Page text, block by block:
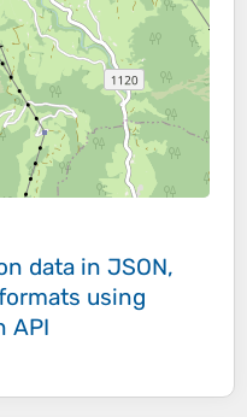
data in JSON,
using
API